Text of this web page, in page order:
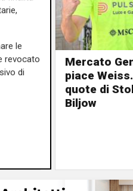
Mercato
piace
quote di
Biljow
le
revocato
di